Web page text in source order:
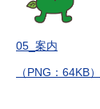
05_案内
（PNG：64KB）